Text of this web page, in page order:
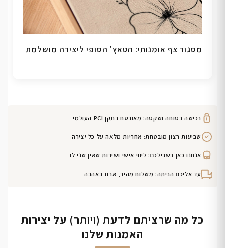
מסגור צף אומנותי: הטאץ' הסופי ליצירה מושלמת
רכישה בטוחה ושקטה: מאובטח בתקן PCI העולמי
שביעות רצון מובטחת: אחריות מלאה על כל יצירה
אנחנו כאן בשבילכם: ליווי אישי ושירות שאין שני לו
עד אליכם הביתה: משלוח מהיר, ארוז באהבה
כל מה שרציתם לדעת (ויותר) על יצירות
האמנות שלנו